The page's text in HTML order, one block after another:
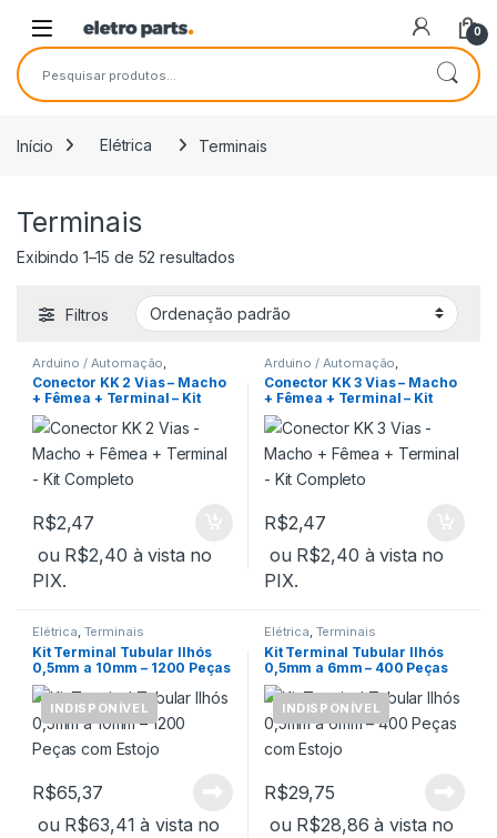
0
Pesquisar por:
Início Elétrica Terminais
Terminais
Exibindo 1–15 de 52 resultados
Filtros
Arduino / Automação
Conectores e Adaptadores
Elétrica,Prototipagem,
Terminais
Conector KK 2 Vias – Macho
+ Fêmea + Terminal – Kit
Completo
R$2,47
ou R$2,40 à vista no
PIX.
Arduino / Automação
Conectores e Adaptadores
Elétrica,Prototipagem,
Terminais
Conector KK 3 Vias – Macho
+ Fêmea + Terminal – Kit
Completo
R$2,47
ou R$2,40 à vista no
PIX.
INDISPONÍVEL
Elétrica, Terminais
Kit Terminal Tubular Ilhós
0,5mm a 10mm – 1200 Peças
com Estojo
R$65,37
ou R$63,41 à vista no
INDISPONÍVEL
Elétrica, Terminais
Kit Terminal Tubular Ilhós
0,5mm a 6mm – 400 Peças
com Estojo
R$29,75
ou R$28,86 à vista no